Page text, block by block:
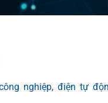
nghiệp, điện tự